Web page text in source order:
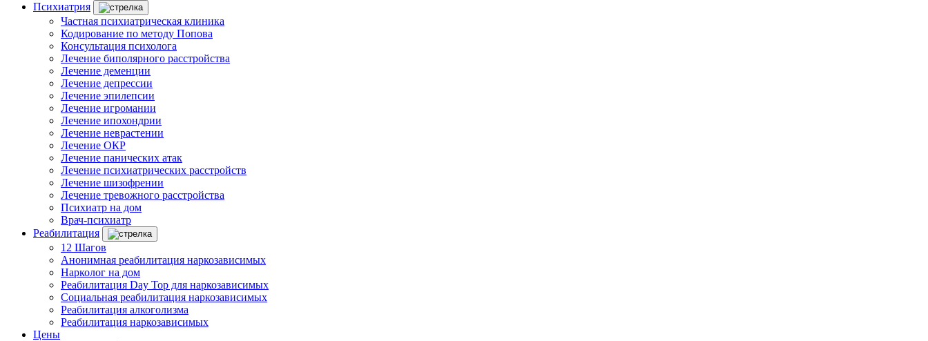
Психиатрия
Частная психиатрическая клиника
Кодирование по методу Попова
Консультация психолога
Лечение биполярного расстройства
Лечение деменции
Лечение депрессии
Лечение эпилепсии
Лечение игромании
Лечение ипохондрии
Лечение неврастении
Лечение ОКР
Лечение панических атак
Лечение психиатрических расстройств
Лечение шизофрении
Лечение тревожного расстройства
Психиатр на дом
Врач-психиатр
Реабилитация
12 Шагов
Анонимная реабилитация наркозависимых
Нарколог на дом
Реабилитация Day Top для наркозависимых
Социальная реабилитация наркозависимых
Реабилитация алкоголизма
Реабилитация наркозависимых
Цены